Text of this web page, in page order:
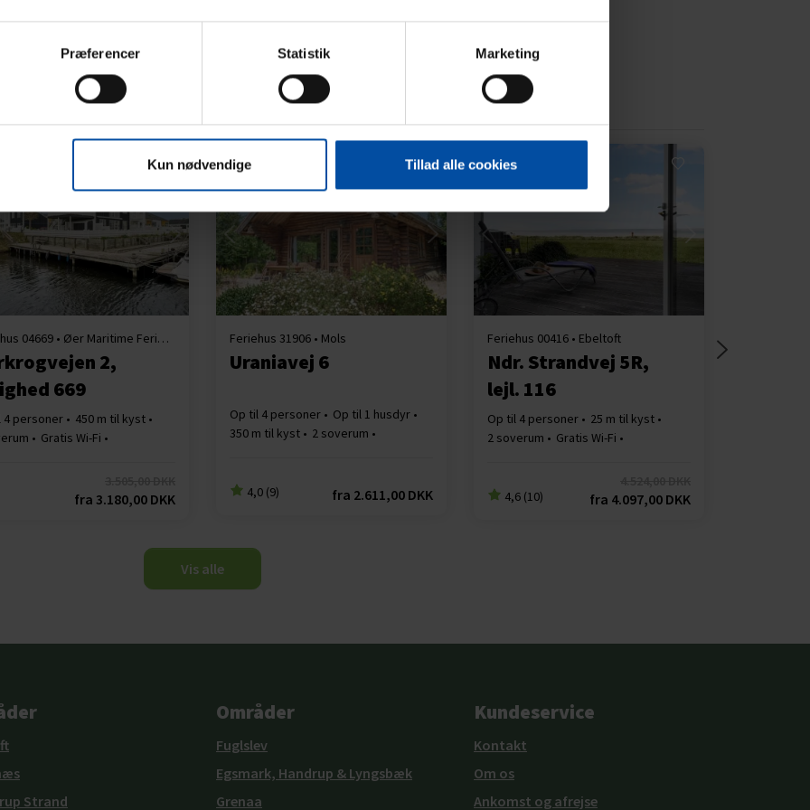
Præferencer Statistik Marketing
Kun nødvendige Tillad alle cookies
Indlæser...
Feriehus 04669 • Øer Maritime Ferieby
2,
669
4 personer
450 m til kyst
Gratis Wi-Fi
fra 3.180,00 DKK
Indlæser...
Feriehus 31906 • Mols
Uraniavej 6
Op til 4 personer
Op til 1 husdyr
350 m til kyst
2 soverum
4,0 (9) fra 2.611,00 DKK
Indlæser...
Feriehus 00416 • Ebeltoft
Ndr. Strandvej 5R,
lejl. 116
Op til 4 personer
25 m til kyst
2 soverum
Gratis Wi-Fi
4,6 (10) fra 4.097,00 DKK
Vis alle
Strand
Områder
Fuglslev
Egsmark, Handrup & Lyngsbæk
Grenaa
Kundeservice
Kontakt
Om os
Ankomst og afrejse